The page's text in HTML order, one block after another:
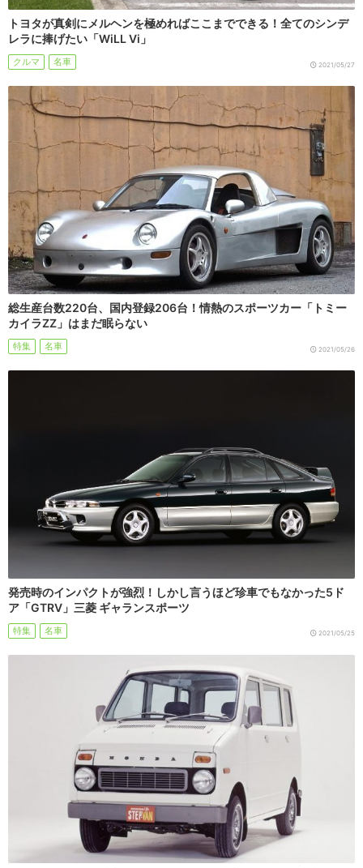
トヨタが真剣にメルヘンを極めればここまでできる！全てのシンデ
レラに捧げたい「WiLL Vi」
クルマ 名車 2021/05/27
総生産台数220台、国内登録206台！情熱のスポーツカー「トミー
カイラZZ」はまだ眠らない
特集 名車 2021/05/26
発売時のインパクトが強烈！しかし言うほど珍車でもなかった5ド
ア「GTRV」三菱 ギャランスポーツ
特集 名車 2021/05/25